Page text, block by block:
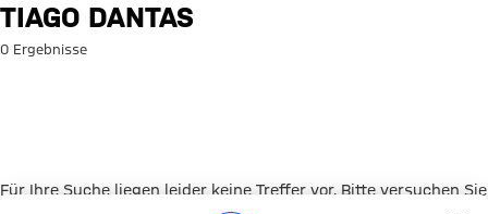
Suche: Tiago Dantas
TIAGO DANTAS
0 Ergebnisse
Für Ihre Suche liegen leider keine Treffer vor. Bitte versuchen Sie